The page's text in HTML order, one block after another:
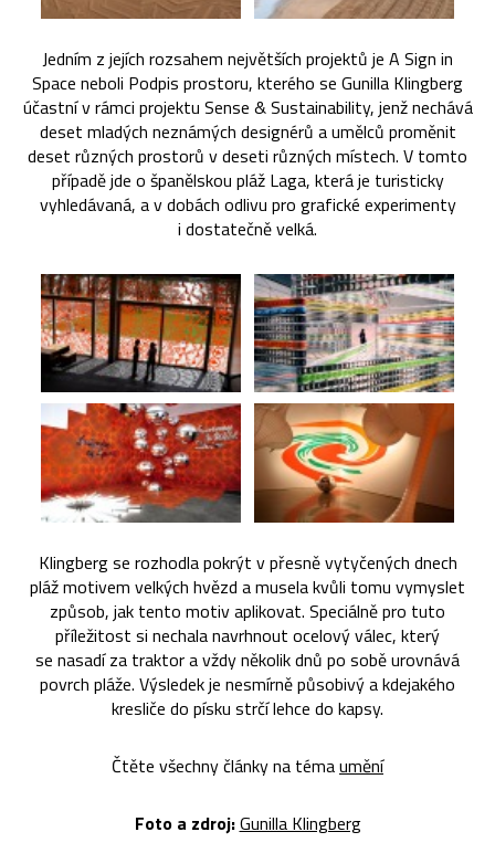
Jedním z jejích rozsahem největších projektů je A Sign in
Space neboli Podpis prostoru, kterého se Gunilla Klingberg
účastní v rámci projektu Sense & Sustainability, jenž nechává
deset mladých neznámých designérů a umělců proměnit
deset různých prostorů v deseti různých místech. V tomto
případě jde o španělskou pláž Laga, která je turisticky
vyhledávaná, a v dobách odlivu pro grafické experimenty
i dostatečně velká.
Klingberg se rozhodla pokrýt v přesně vytyčených dnech
pláž motivem velkých hvězd a musela kvůli tomu vymyslet
způsob, jak tento motiv aplikovat. Speciálně pro tuto
příležitost si nechala navrhnout ocelový válec, který
se nasadí za traktor a vždy několik dnů po sobě urovnává
povrch pláže. Výsledek je nesmírně působivý a kdejakého
kresliče do písku strčí lehce do kapsy.
Čtěte všechny články na témaumění
Foto a zdroj:Gunilla Klingberg